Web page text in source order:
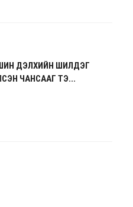
ДЭЛХИЙН ШИЛДЭГ
ЧАНСААГ ТЭ...